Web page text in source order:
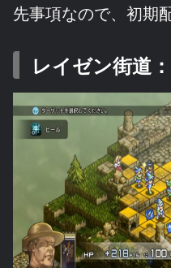
先事項なので、初期
レイゼン街道